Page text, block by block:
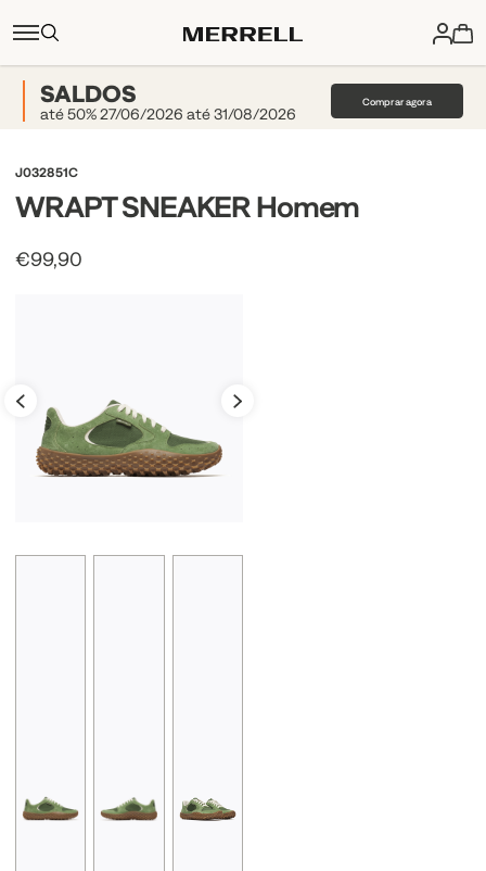
SALDOS
até 50% 27/06/2026 até 31/08/2026
Comprar agora
J032851C
WRAPT SNEAKER Homem
€99,90